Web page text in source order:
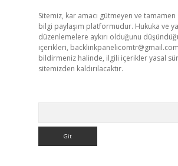
Sitemiz, kar amacı gütmeyen ve
bilgi paylaşım platformudur. Hukuka ve
düzenlemelere aykırı olduğunu
içerikleri, backlinkpanelicomtr@gmail.com
bildirmeniz halinde, ilgili içerikler yasal
sitemizden kaldırılacaktır.